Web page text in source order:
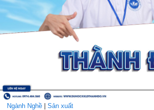
Ngành Nghề |Sản xuất